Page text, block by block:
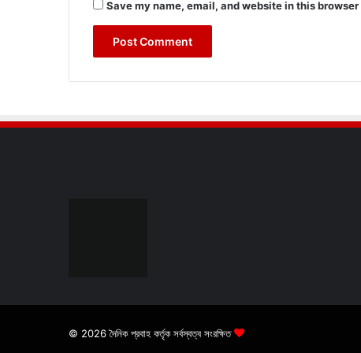
Save my name, email, and website in this
© 2026 দৈনিক প্রবাহ কর্তৃক সর্বস্বত্ব সংরক্ষিত